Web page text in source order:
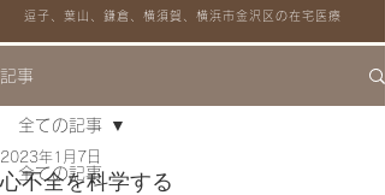
逗子、葉山、鎌倉、横須賀、横浜市金沢区の在宅医療
記事
全ての記事
全ての記事
心不全を科学する
2023年1月7日